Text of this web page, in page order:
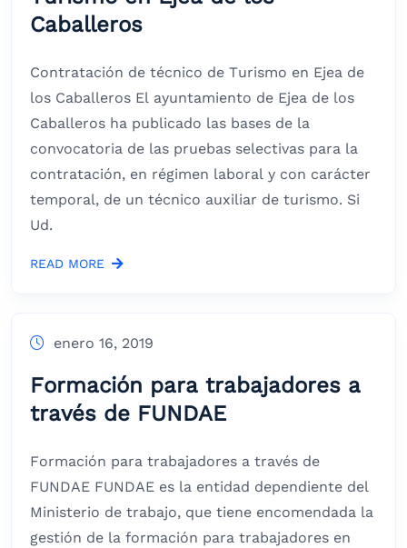
Caballeros
Contratación de técnico de Turismo en Ejea de
los Caballeros El ayuntamiento de Ejea de los
Caballeros ha publicado las bases de la
convocatoria de las pruebas selectivas para la
contratación, en régimen laboral y con carácter
temporal, de un técnico auxiliar de turismo. Si
Ud.
READ MORE
enero 16, 2019
Formación para trabajadores a
través de FUNDAE
Formación para trabajadores a través de
FUNDAE FUNDAE es la entidad dependiente del
Ministerio de trabajo, que tiene encomendada la
gestión de la formación para trabajadores en